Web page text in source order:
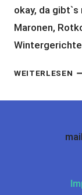
okay, da
Maronen,
WEITERLESEN